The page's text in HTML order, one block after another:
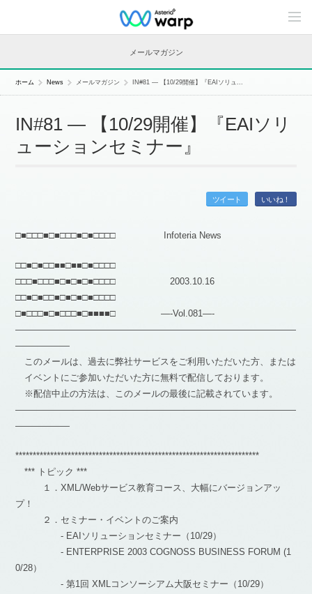
C
n
n
メールマガジン
ホーム News メールマガジン IN#81 — 【10/29開催】『EAIソリュ...
IN#81 — 【10/29開催】『EAIソリ
ューションセミナー』
ツイート いいね！
□■□□□■□■□□□■□■□□□□ Infoteria News
□□■□■□□■■□■■□■□□□□
□□□■□□□■□■□■□■□□□□ 2003.10.16
□□■□■□□■□■□■□■□□□□
□■□□□■□■□□□■□■■■■□ —-Vol.081—-
―――――――――――――――――――――――――――――――
――――――
このメールは、過去に弊社サービスをご利用いただいた方、または
イベントにご参加いただいた方に無料で配信しております。
※配信中止の方法は、このメールの最後に記載されています。
―――――――――――――――――――――――――――――――
――――――
**********************************************************************
*** トピック ***
１．XML/Webサービス教育コース、大幅にバージョンアッ
プ！
２．セミナー・イベントのご案内
- EAIソリューションセミナー（10/29）
- ENTERPRISE 2003 COGNOSS BUSINESS FORUM (1
0/28）
- 第1回 XMLコンソーシアム大阪セミナー（10/29）